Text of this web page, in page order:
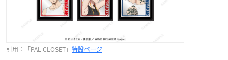
引用：「PAL CLOSET」 特設ページ